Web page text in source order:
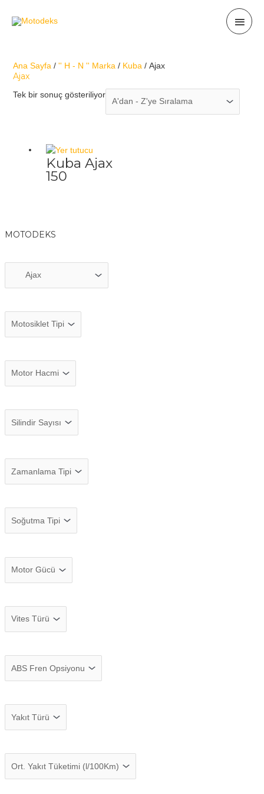
atla
Ana
MOTODEKS
Ana Sayfa / '' H - N '' Marka / Kuba / Ajax
Ajax
Tek bir sonuç gösteriliyor
Kuba Ajax
150